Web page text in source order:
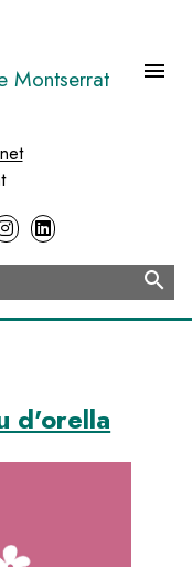
Montserrat menu
search
d'orella